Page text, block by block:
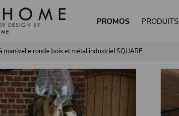
PROMOS PRODUITS
manivelle ronde bois et métal industriel SQUARE